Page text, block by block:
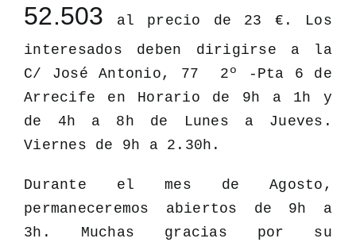
52.503 al precio de 23 €. Los
interesados deben dirigirse a la
C/ José Antonio, 77 2º -Pta 6 de
Arrecife en Horario de 9h a 1h y
de 4h a 8h de Lunes a Jueves.
Viernes de 9h a 2.30h.
Durante el mes de Agosto,
permaneceremos abiertos de 9h a
3h. Muchas gracias por su